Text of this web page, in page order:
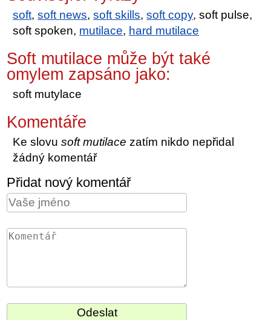
soft,soft news,soft skills,soft copy, soft pulse,
soft spoken, mutilace, hard mutilace
Soft mutilace může být také
omylem zapsáno jako:
soft mutylace
Komentáře
Ke slovusoft mutilace zatím nikdo nepřidal
žádný komentář
Přidat nový komentář